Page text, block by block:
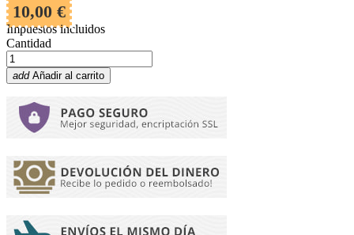
10,00 €
Impuestos incluidos
Cantidad
add Añadir al carrito